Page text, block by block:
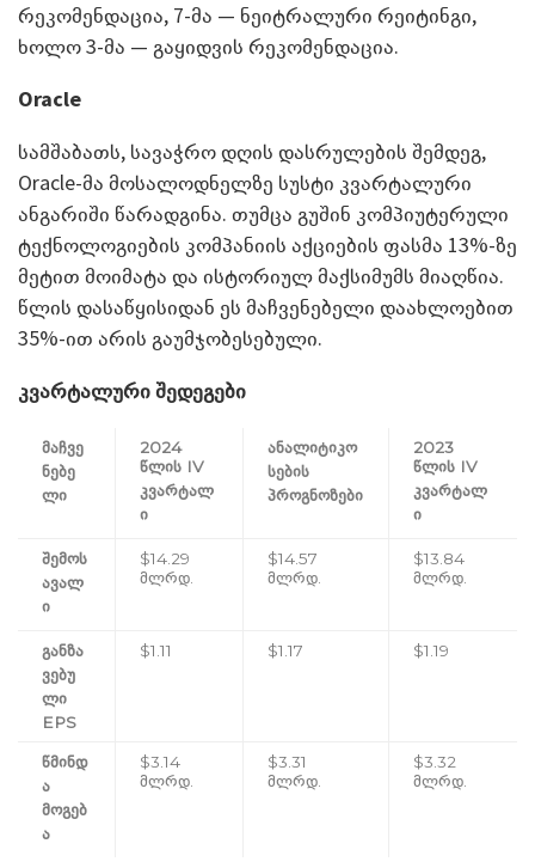
რეკომენდაცია, 7-მა — ნეიტრალური რეიტინგი,
ხოლო 3-მა — გაყიდვის რეკომენდაცია.
Oracle
სამშაბათს, სავაჭრო დღის დასრულების შემდეგ,
Oracle-მა მოსალოდნელზე სუსტი კვარტალური
ანგარიში წარადგინა. თუმცა გუშინ კომპიუტერული
ტექნოლოგიების კომპანიის აქციების ფასმა 13%-ზე
მეტით მოიმატა და ისტორიულ მაქსიმუმს მიაღწია.
წლის დასაწყისიდან ეს მაჩვენებელი დაახლოებით
35%-ით არის გაუმჯობესებული.
კვარტალური შედეგები
მაჩვე
ნებე
ლი
2024
წლის IV
კვარტალ
ი
ანალიტიკო
სების
პროგნოზები
2023
წლის IV
კვარტალ
ი
შემოს
ავალ
ი
$14.29
მლრდ.
$14.57
მლრდ.
$13.84
მლრდ.
განზა
ვებუ
ლი
EPS
$1.11 $1.17 $1.19
წმინდ
ა
მოგებ
ა
$3.14
მლრდ.
$3.31
მლრდ.
$3.32
მლრდ.